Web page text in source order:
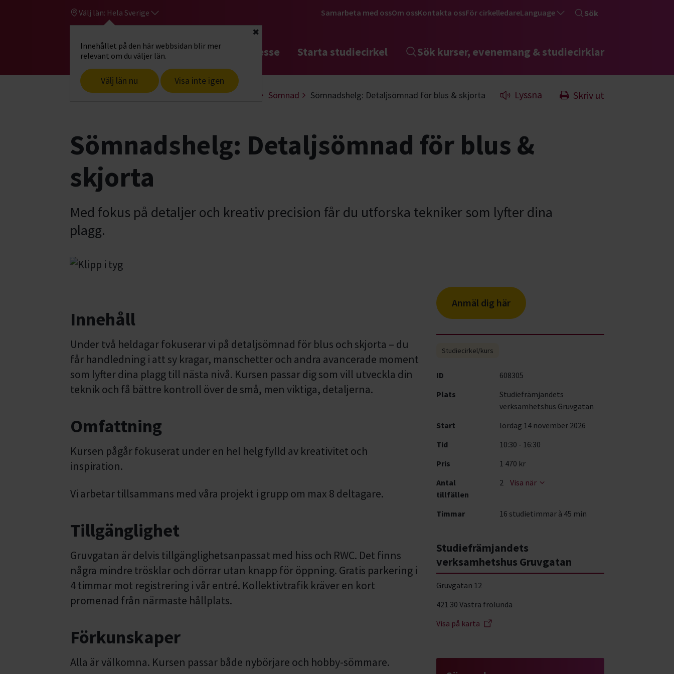
Välj län: Hela Sverige
Innehållet på den här webbsidan blir mer
relevant om du väljer län.
Välj län nu Visa inte igen
Stäng
Samarbeta med ossOm ossKontakta ossFör cirkelledareLanguage Sök
Gå till studiefrämjandets startsidaHitta intresse Starta studiecirkel Sök kurser, evenemang & studiecirklar
Start Hitta intresse Konst, hantverk & design Sömnad Sömnadshelg: Detaljsömnad för blus & skjorta Lyssna Skriv ut
Sömnadshelg: Detaljsömnad för blus &
skjorta
Med fokus på detaljer och kreativ precision får du utforska tekniker som lyfter dina
plagg.
Innehåll
Under två heldagar fokuserar vi på detaljsömnad för blus och skjorta – du
får handledning i att sy kragar, manschetter och andra avancerade moment
som lyfter dina plagg till nästa nivå. Kursen passar dig som vill utveckla din
teknik och få bättre kontroll över de små, men viktiga, detaljerna.
Omfattning
Kursen pågår fokuserat under en hel helg fylld av kreativitet och
inspiration.
Vi arbetar tillsammans med våra projekt i grupp om max 8 deltagare.
Tillgänglighet
Gruvgatan är delvis tillgänglighetsanpassat med hiss och RWC. Det finns
några mindre trösklar och dörrar utan knapp för öppning. Gratis parkering i
4 timmar mot registrering i vår entré. Kollektivtrafik kräver en kort
promenad från närmaste hållplats.
Förkunskaper
Alla är välkomna. Kursen passar både nybörjare och hobby-sömmare.
Anmäl dig här
Studiecirkel/kurs
ID
608305
Plats
Studiefrämjandets
verksamhetshus Gruvgatan
Start
lördag 14 november 2026
Tid
10:30 - 16:30
Pris
1 470 kr
Antal
tillfällen
2 Visa när
Timmar 16 studietimmar à 45 min
Studiefrämjandets
verksamhetshus Gruvgatan
Gruvgatan 12
421 30 Västra frölunda
Visa på karta